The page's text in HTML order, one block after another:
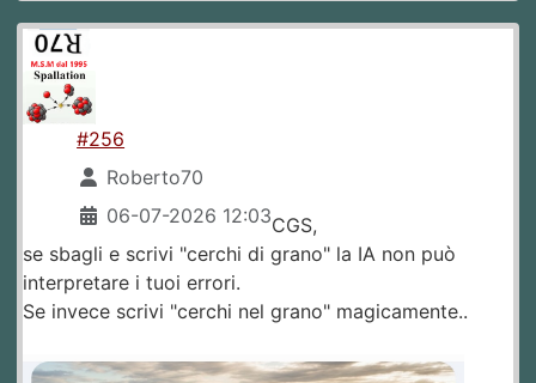
#256
Roberto70
06-07-2026 12:03CGS,
se sbagli e scrivi "cerchi di grano" la IA non può
interpretare i tuoi errori.
Se invece scrivi "cerchi nel grano" magicamente..